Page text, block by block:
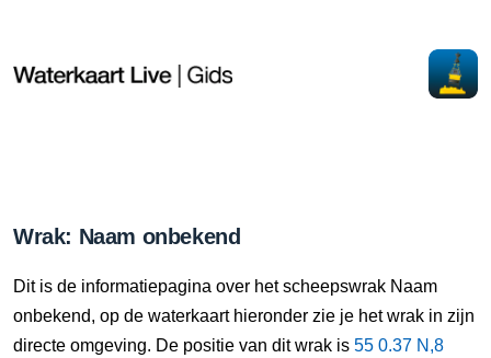
Wrak: Naam onbekend
Dit is de informatiepagina over het scheepswrak Naam
onbekend, op de waterkaart hieronder zie je het wrak in zijn
directe omgeving. De positie van dit wrak is 55 0.37 N,8